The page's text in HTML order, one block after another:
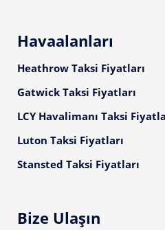
Havaalanları
Heathrow Taksi Fiyatları
Gatwick Taksi Fiyatları
LCY Havalimanı Taksi
Luton Taksi Fiyatları
Stansted Taksi Fiyatları
Bize Ulaşın